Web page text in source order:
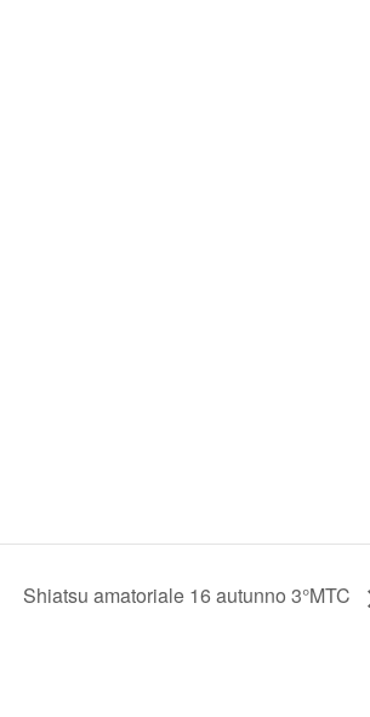
Shiatsu amatoriale 16 autunno 3°MTC